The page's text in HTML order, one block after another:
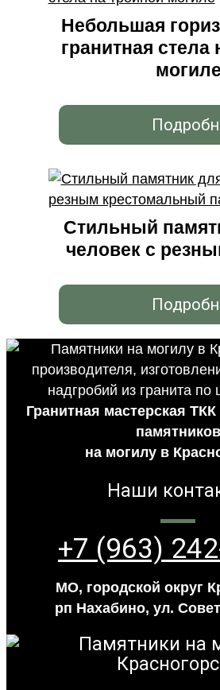
Небольшая
гранитная стела
могиле
Стильный
человек с
Гранитная мастерская
памятников
на могилу в
Наши
+7 (963)
МО, городской округ
рп Нахабино, ул.